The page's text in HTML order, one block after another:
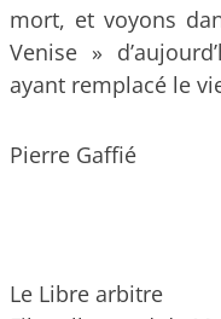
mort, et voyons
Venise »
ayant remplacé le
Pierre Gaffié
Le Libre arbitre